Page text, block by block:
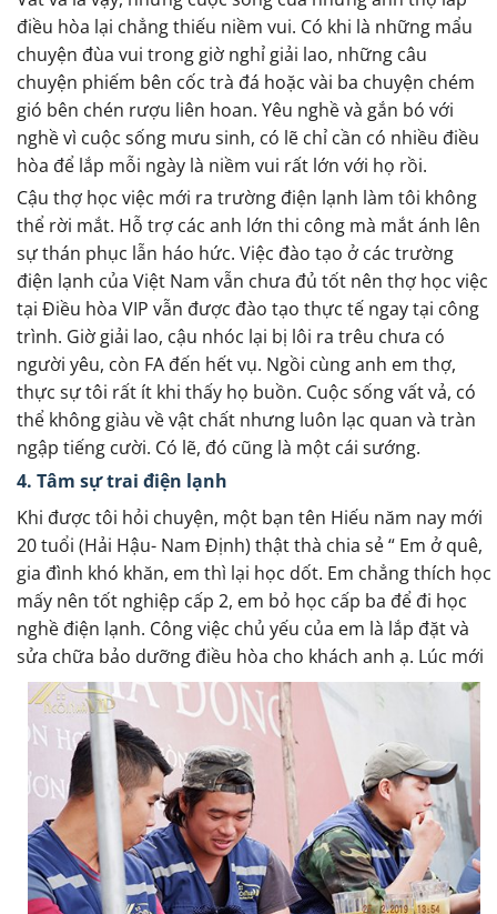
điều hòa lại chẳng thiếu niềm vui. Có khi là những mẩu
chuyện đùa vui trong giờ nghỉ giải lao, những câu
chuyện phiếm bên cốc trà đá hoặc vài ba chuyện chém
gió bên chén rượu liên hoan. Yêu nghề và gắn bó với
nghề vì cuộc sống mưu sinh, có lẽ chỉ cần có nhiều điều
hòa để lắp mỗi ngày là niềm vui rất lớn với họ rồi.
Cậu thợ học việc mới ra trường điện lạnh làm tôi không
thể rời mắt. Hỗ trợ các anh lớn thi công mà mắt ánh lên
sự thán phục lẫn háo hức. Việc đào tạo ở các trường
điện lạnh của Việt Nam vẫn chưa đủ tốt nên thợ học việc
tại Điều hòa VIP vẫn được đào tạo thực tế ngay tại công
trình. Giờ giải lao, cậu nhóc lại bị lôi ra trêu chưa có
người yêu, còn FA đến hết vụ. Ngồi cùng anh em thợ,
thực sự tôi rất ít khi thấy họ buồn. Cuộc sống vất vả, có
thể không giàu về vật chất nhưng luôn lạc quan và tràn
ngập tiếng cười. Có lẽ, đó cũng là một cái sướng.
4. Tâm sự trai điện lạnh
Khi được tôi hỏi chuyện, một bạn tên Hiếu năm nay mới
20 tuổi (Hải Hậu- Nam Định) thật thà chia sẻ “ Em ở quê,
gia đình khó khăn, em thì lại học dốt. Em chẳng thích học
mấy nên tốt nghiệp cấp 2, em bỏ học cấp ba để đi học
nghề điện lạnh. Công việc chủ yếu của em là lắp đặt và
sửa chữa bảo dưỡng điều hòa cho khách anh ạ. Lúc mới